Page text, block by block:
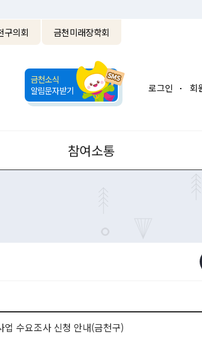
구의회 금천미래장학회
금천소식
알림문자받기
로그인 회
참여소통
수요조사 신청 안내(금천구)